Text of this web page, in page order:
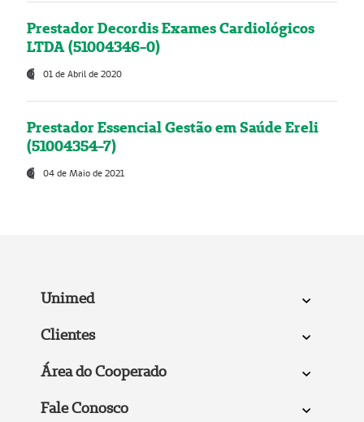
Prestador Decordis Exames Cardiológicos
LTDA (51004346-0)
01 de Abril de 2020
Prestador Essencial Gestão em Saúde Ereli
(51004354-7)
04 de Maio de 2021
Unimed
Clientes
Área do Cooperado
Fale Conosco